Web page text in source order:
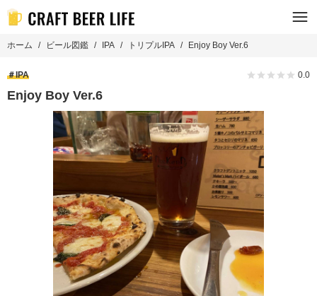
ホーム ビール図鑑 IPA トリプルIPA Enjoy Boy Ver.6
IPA 0.0
Enjoy Boy Ver.6